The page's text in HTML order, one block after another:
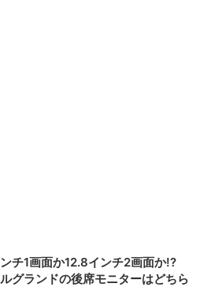
チ1画面か12.8インチ2画面か!?
グランドの後席モニターはどちら